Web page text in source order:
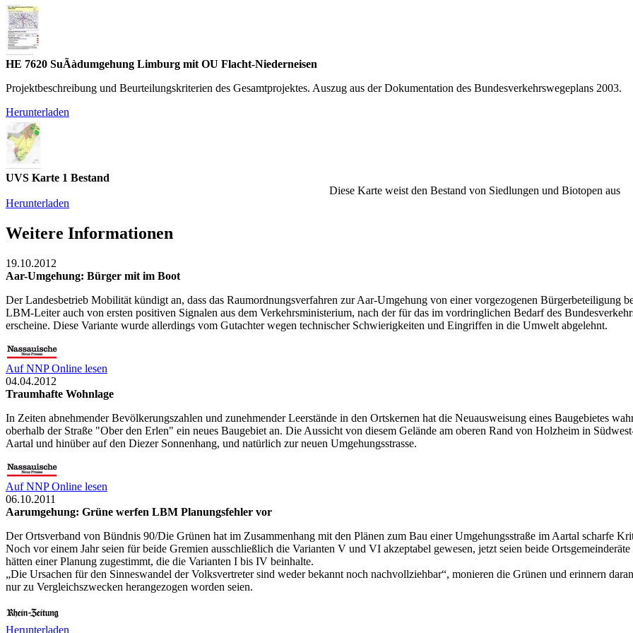
HE 7620 SuÃàdumgehung Limburg mit OU Flacht-Niederneisen
Projektbeschreibung und Beurteilungskriterien des Gesamtprojektes. Auszug aus der Dokumentation des Bundesverkehrswegeplans 2003.
Herunterladen
UVS Karte 1 Bestand
Diese Karte weist den Bestand von Siedlungen und Biotopen aus
Herunterladen
Weitere Informationen
19.10.2012
Aar-Umgehung: Bürger mit im Boot
Der Landesbetrieb Mobilität kündigt an, dass das Raumordnungsverfahren zur Aar-Umgehung von einer vorgezogenen Bürgerbeteiligung
LBM-Leiter auch von ersten positiven Signalen aus dem Verkehrsministerium, nach der für das im vordringlichen Bedarf des
erscheine. Diese Variante wurde allerdings vom Gutachter wegen technischer Schwierigkeiten und Eingriffen in die Umwelt abgelehnt.
Auf NNP Online lesen
04.04.2012
Traumhafte Wohnlage
In Zeiten abnehmender Bevölkerungszahlen und zunehmender Leerstände in den Ortskernen hat die Neuausweisung eines Baugebietes
oberhalb der Straße "Ober den Erlen" ein neues Baugebiet an. Die Aussicht von diesem Gelände am oberen Rand von Holzheim in
Aartal und hinüber auf den Diezer Sonnenhang, und natürlich zur neuen Umgehungsstrasse.
Auf NNP Online lesen
06.10.2011
Aarumgehung: Grüne werfen LBM Planungsfehler vor
Der Ortsverband von Bündnis 90/Die Grünen hat im Zusammenhang mit den Plänen zum Bau einer Umgehungsstraße im Aartal scharfe
Noch vor einem Jahr seien für beide Gremien ausschließlich die Varianten V und VI akzeptabel gewesen, jetzt seien beide
hätten einer Planung zugestimmt, die die Varianten I bis IV beinhalte.
„Die Ursachen für den Sinneswandel der Volksvertreter sind weder bekannt noch nachvollziehbar“, monieren die Grünen und erinnern
nur zu Vergleichszwecken herangezogen worden seien.
Herunterladen